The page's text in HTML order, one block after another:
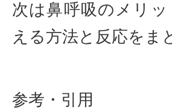
次は鼻呼吸のメリ
える方法と反応をま
参考・引用